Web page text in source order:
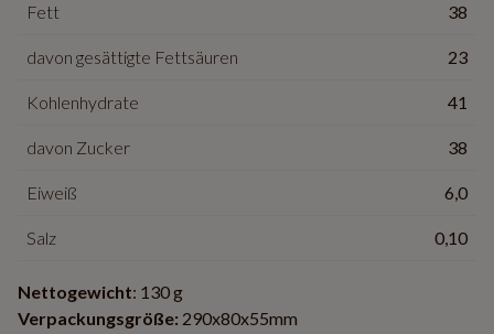
Fett 38
davon gesättigte Fettsäuren 23
Kohlenhydrate 41
davon Zucker 38
Eiweiß 6,0
Salz 0,10
Nettogewicht: 130 g
Verpackungsgröße: 290x80x55mm